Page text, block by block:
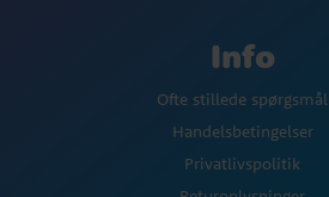
Info
Ofte stillede spørgsmål
Handelsbetingelser
Privatlivspolitik